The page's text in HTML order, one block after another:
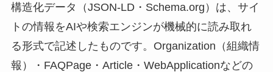
構造化データ（JSON-LD・Schema.org）は、サイ
トの情報をAIや検索エンジンが機械的に読み取れ
る形式で記述したものです。Organization（組織情
報）・FAQPage・Article・WebApplicationなどの